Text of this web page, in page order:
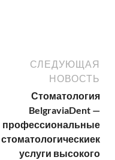
СЛЕДУЮЩАЯ
НОВОСТЬ
Стоматология
BelgraviaDent —
профессиональные
стоматологическиек
услуги высокого